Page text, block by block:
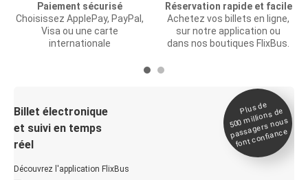
Paiement sécurisé
Choisissez ApplePay, PayPal,
Visa ou une carte
internationale
Réservation rapide et facile
Achetez vos billets en ligne,
sur notre application ou
dans nos boutiques FlixBus.
Billet électronique
et suivi en temps
réel
Découvrez l'application FlixBus
Plus de
500
millions de
passagers nous
font confiance